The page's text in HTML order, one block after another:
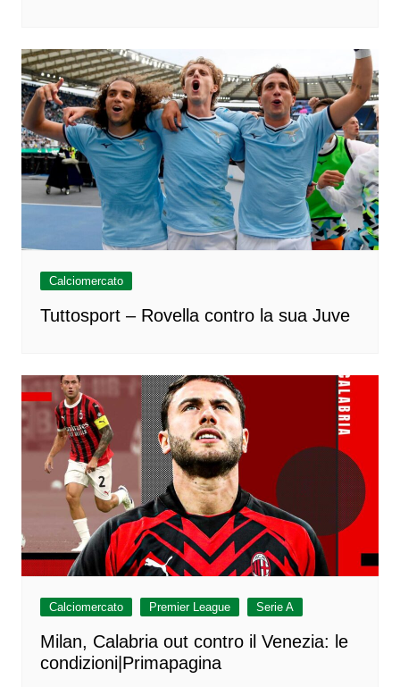
Calciomercato
Tuttosport – Rovella contro la sua Juve
Calciomercato Premier League Serie A
Milan, Calabria out contro il Venezia: le
condizioni|Primapagina